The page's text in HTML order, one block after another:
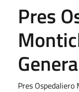
Pres
Pres